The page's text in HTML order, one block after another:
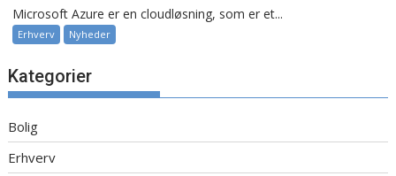
Microsoft Azure er en cloudløsning, som er et...
Erhverv Nyheder
Kategorier
Bolig
Erhverv